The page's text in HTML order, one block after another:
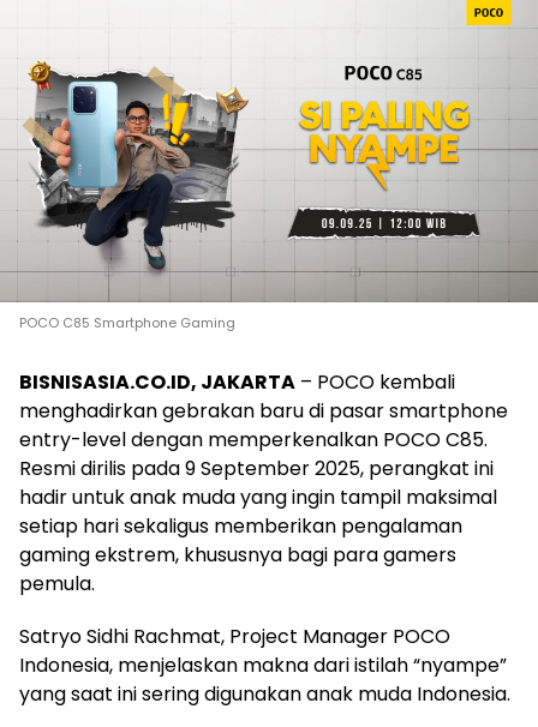
POCO C85 Smartphone Gaming
BISNISASIA.CO.ID, JAKARTA – POCO kembali
menghadirkan gebrakan baru di pasar smartphone
entry-level dengan memperkenalkan POCO C85.
Resmi dirilis pada 9 September 2025, perangkat ini
hadir untuk anak muda yang ingin tampil maksimal
setiap hari sekaligus memberikan pengalaman
gaming ekstrem, khususnya bagi para gamers
pemula.
Satryo Sidhi Rachmat, Project Manager POCO
Indonesia, menjelaskan makna dari istilah “nyampe”
yang saat ini sering digunakan anak muda Indonesia.